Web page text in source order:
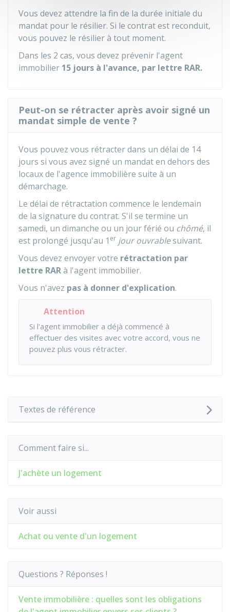
Vous devez attendre la fin de la durée initiale du
mandat pour le résilier. Si le contrat est reconduit,
vous pouvez le résilier à tout moment.
Dans les 2 cas, vous devez prévenir l'agent
immobilier 15 jours à l'avance, par lettre RAR.
Peut-on se rétracter après avoir signé un
mandat simple de vente ?
Vous pouvez vous rétracter dans un délai de 14
jours si vous avez signé un mandat en dehors des
locaux de l'agence immobilière suite à un
démarchage.
Le délai de rétractation commence le lendemain
de la signature du contrat. S'il se termine un
samedi, un dimanche ou un jour férié ou chômé, il
est prolongé jusqu'au 1 er jour ouvrablesuivant.
Vous devez envoyer votre rétractation par
lettre RARà l'agent immobilier.
Vous n'avez pas à donner d'explication.
Attention
Si l'agent immobilier a déjà commencé à
effectuer des visites avec votre accord, vous ne
pouvez plus vous rétracter.
Textes de référence
Comment faire si...
J'achète un logement
Voir aussi
Achat ou vente d'un logement
Questions ? Réponses !
Vente immobilière : quelles sont les obligations